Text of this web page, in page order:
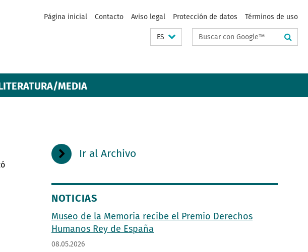
Página inicial Contacto Aviso legal Protección de datos Términos de uso
ES Suchbegriffe
MEDIA
Ir al Archivo
NOTICIAS
Museo de la Memoria recibe el Premio Derechos
Humanos Rey de España
08.05.2026